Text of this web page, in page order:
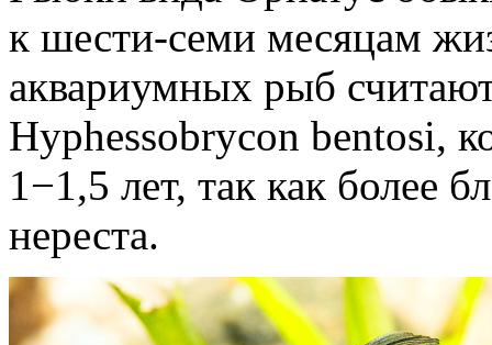
к шести-семи месяцам
аквариумных рыб
Hyphessobrycon bentosi,
1−1,5 лет, так как более
нереста.